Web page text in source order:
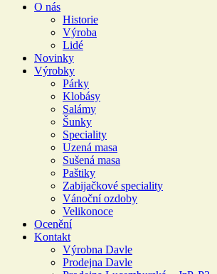
O nás
Historie
Výroba
Lidé
Novinky
Výrobky
Párky
Klobásy
Salámy
Šunky
Speciality
Uzená masa
Sušená masa
Paštiky
Zabijačkové speciality
Vánoční ozdoby
Velikonoce
Ocenění
Kontakt
Výrobna Davle
Prodejna Davle